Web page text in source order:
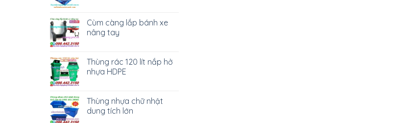
Cùm càng lắp bánh xe
nâng tay
Thùng rác 120 lít nắp hở
nhựa HDPE
Thùng nhựa chữ nhật
dung tích lớn